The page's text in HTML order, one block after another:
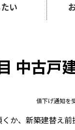
い
中古戸
値下げ通知を
か、新築建替え前